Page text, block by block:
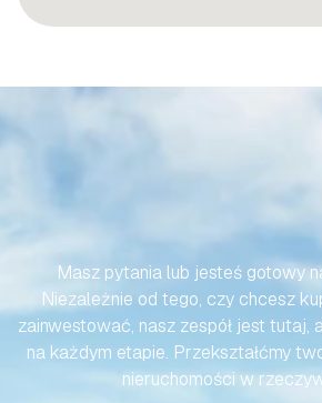
Masz pytania lub jesteś gotowy
Niezależnie od tego, czy chcesz
zainwestować, nasz zespół jest tutaj,
na każdym etapie. Przekształćmy
nieruchomości w